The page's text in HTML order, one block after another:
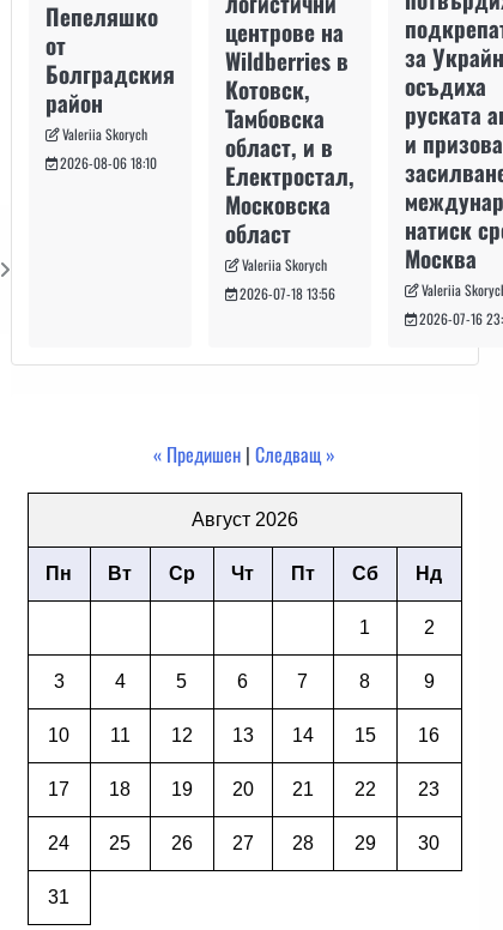
Пепеляшко
от
Болградския
район
Valeriia Skorych
2026-08-06 18:10
центрове на
Wildberries в
Котовск,
Тамбовска
област, и в
Електростал,
Московска
област
Valeriia Skorych
2026-07-18 13:56
за
осъдиха
руската
и
натиск
Москва
Valeriia
2026-07-16
« Предишен |Следващ »
Август 2026
Пн Вт Ср Чт Пт Сб Нд
1 2
3 4 5 6 7 8 9
10 11 12 13 14 15 16
17 18 19 20 21 22 23
24 25 26 27 28 29 30
31